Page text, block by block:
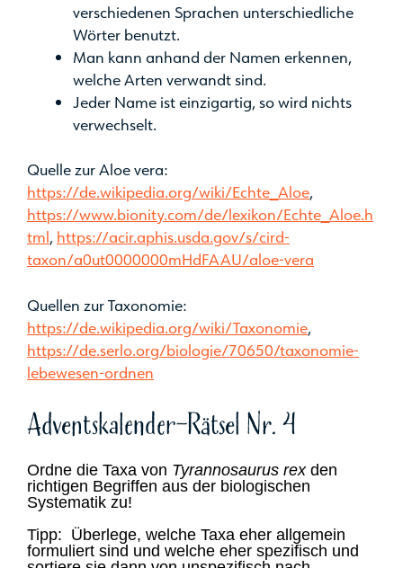
verschiedenen Sprachen unterschiedliche
Wörter benutzt.
Man kann anhand der Namen erkennen,
welche Arten verwandt sind.
Jeder Name ist einzigartig, so wird nichts
verwechselt.
Quelle zur Aloe vera:
https://de.wikipedia.org/wiki/Echte_Aloe,
https://www.bionity.com/de/lexikon/Echte_Aloe.h
tml, https://acir.aphis.usda.gov/s/cird-
taxon/a0ut0000000mHdFAAU/aloe-vera
Quellen zur Taxonomie:
https://de.wikipedia.org/wiki/Taxonomie,
https://de.serlo.org/biologie/70650/taxonomie-
lebewesen-ordnen
Adventskalender-Rätsel Nr. 4